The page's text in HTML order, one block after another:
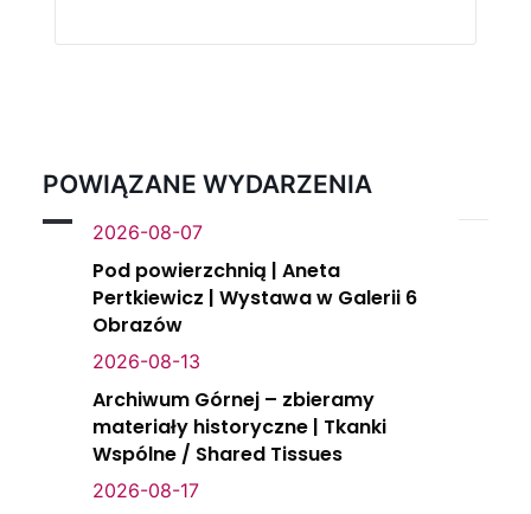
POWIĄZANE WYDARZENIA
2026-08-07
Pod powierzchnią | Aneta
Pertkiewicz | Wystawa w Galerii 6
Obrazów
2026-08-13
Archiwum Górnej – zbieramy
materiały historyczne | Tkanki
Wspólne / Shared Tissues
2026-08-17